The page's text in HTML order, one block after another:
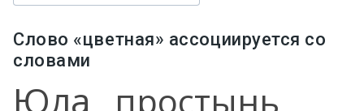
Слово «цветная» ассоциируется со
словами
Юла простынь